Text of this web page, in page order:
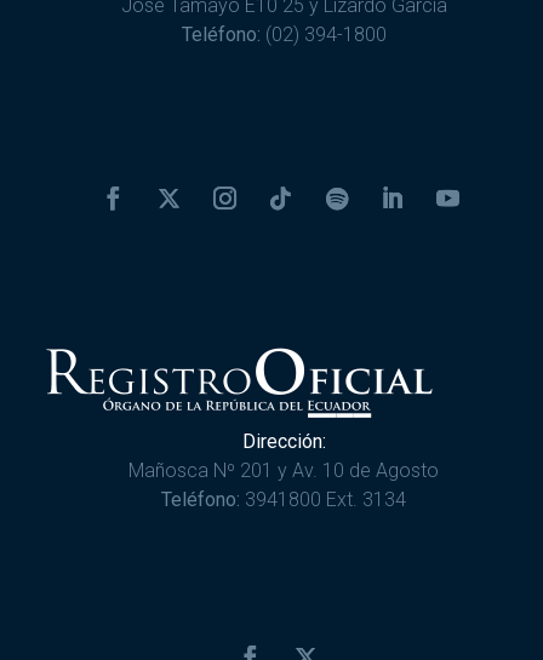
José Tamayo E10 25 y Lizardo García
Teléfono: (02) 394-1800
Dirección:
Mañosca Nº 201 y Av. 10 de Agosto
Teléfono: 3941800 Ext. 3134